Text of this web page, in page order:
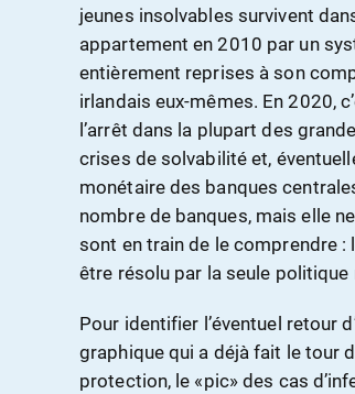
jeunes insolvables survivent
appartement en 2010 par un
entièrement reprises à son
irlandais eux-mêmes. En 2020,
l’arrêt dans la plupart des
crises de solvabilité et,
monétaire des banques
nombre de banques, mais elle
sont en train de le comprendre :
être résolu par la seule politique
Pour identifier l’éventuel retour
graphique qui a déjà fait le tour
protection, le «pic» des cas